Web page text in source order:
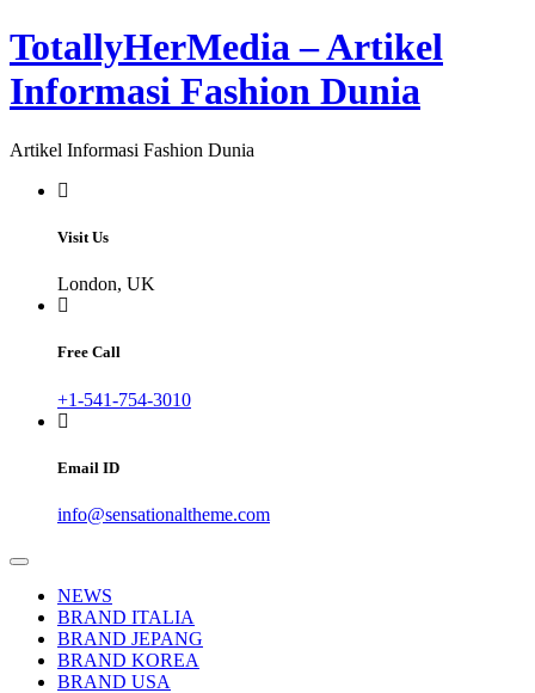
Skip
to
content
TotallyHerMedia – Artikel
Informasi Fashion Dunia
Artikel Informasi Fashion Dunia
Visit Us
London, UK
Free Call
+1-541-754-3010
Email ID
info@sensationaltheme.com
NEWS
BRAND ITALIA
BRAND JEPANG
BRAND KOREA
BRAND USA